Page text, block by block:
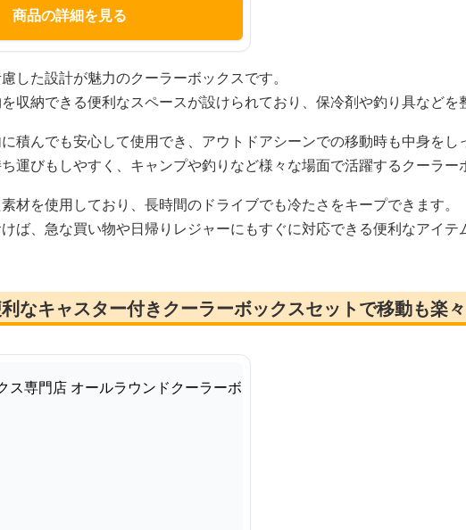
商品の詳細を見る
した設計が魅力のクーラーボックスです。
収納できる便利なスペースが設けられており、保冷剤や釣り具などを
積んでも安心して使用でき、アウトドアシーンでの移動時も中身をし
運びもしやすく、キャンプや釣りなど様々な場面で活躍するクーラー
材を使用しており、長時間のドライブでも冷たさをキープできます。
ば、急な買い物や日帰りレジャーにもすぐに対応できる便利なアイテ
なキャスター付きクーラーボックスセットで移動も楽々